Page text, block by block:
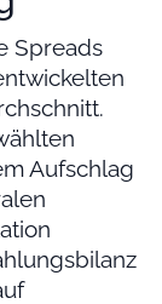
Spreads
Aufschlag